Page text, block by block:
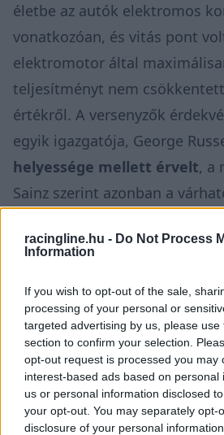
racingline.hu - Do Not Process
Information
If you wish to opt-out of the sale,
processing of your personal or
targeted advertising by us, please
section to confirm your selection.
opt-out request is processed you may
interest-based ads based on personal
us or personal information disclosed
your opt-out. You may separately opt-
disclosure of your personal
életbe az autók elektromos
vonatkozóan, és vitás pont
elektromotor által
teljesítményt nem
értékről. A versenyzők
egyik igazgatója, George
helyessége mellett érvelt, a
Sainz szerint azonban a
fontolnia, hogy biztonsági
„Mindenkinek ott van a
történni. Én mindig is azon
voltam, hogy nincs szükség
teljesítményre, és remélem,
módját annak, hogy a